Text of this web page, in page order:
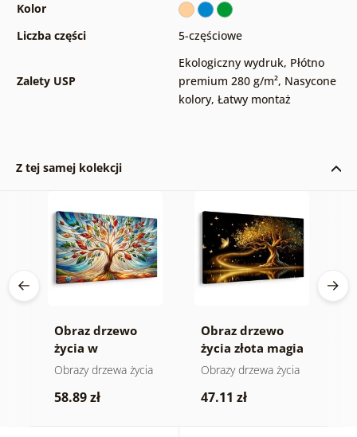
Kolor
Liczba części
5-częściowe
Zalety USP
Ekologiczny wydruk, Płótno
premium 280 g/m², Nasycone
kolory, Łatwy montaż
Z tej samej kolekcji
Obraz drzewo
życia w
kolorowym
Obrazy drzewa życia
58.89 zł
Obraz drzewo
życia złota magia
Obrazy drzewa życia
47.11 zł